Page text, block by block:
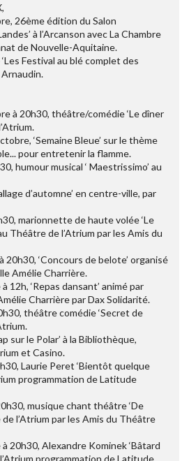
26ème édition du Salon
à l’Arcanson avec La Chambre
de Nouvelle-Aquitaine.
Festival au blé complet des
Arnaudin.
à 20h30, théâtre/comédie ‘Le dîner
‘Semaine Bleue’ sur le thème
pour entretenir la flamme.
humour musical ‘ Maestrissimo’ au
d’automne’ en centre-ville, par
marionnette de haute volée ‘Le
Théâtre de l’Atrium par les Amis du
‘Concours de belote’ organisé
Amélie Charrière.
12h, ‘Repas dansant’ animé par
Charrière par Dax Solidarité.
théâtre comédie ‘Secret de
sur le Polar’ à la Bibliothèque,
et Casino.
Laurie Peret ‘Bientôt quelque
programmation de Latitude
musique chant théâtre ‘De
de l’Atrium par les Amis du Théâtre
20h30, Alexandre Kominek ‘Bâtard
programmation de Latitude